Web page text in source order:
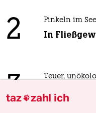
2 Pinkeln im See
In
3 Teuer,
taz zahl ich